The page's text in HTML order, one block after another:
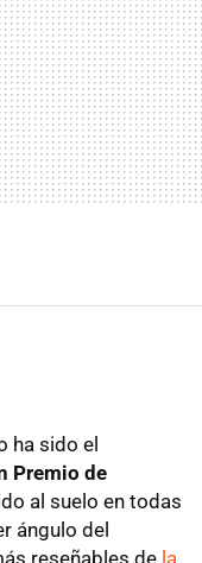
ha sido el
Premio de
al suelo en todas
ángulo del
reseñables de la